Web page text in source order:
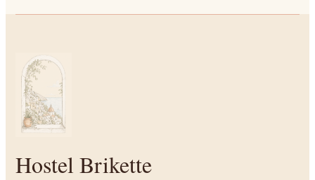
Hostel Brikette